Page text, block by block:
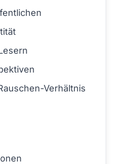
Verhältnis